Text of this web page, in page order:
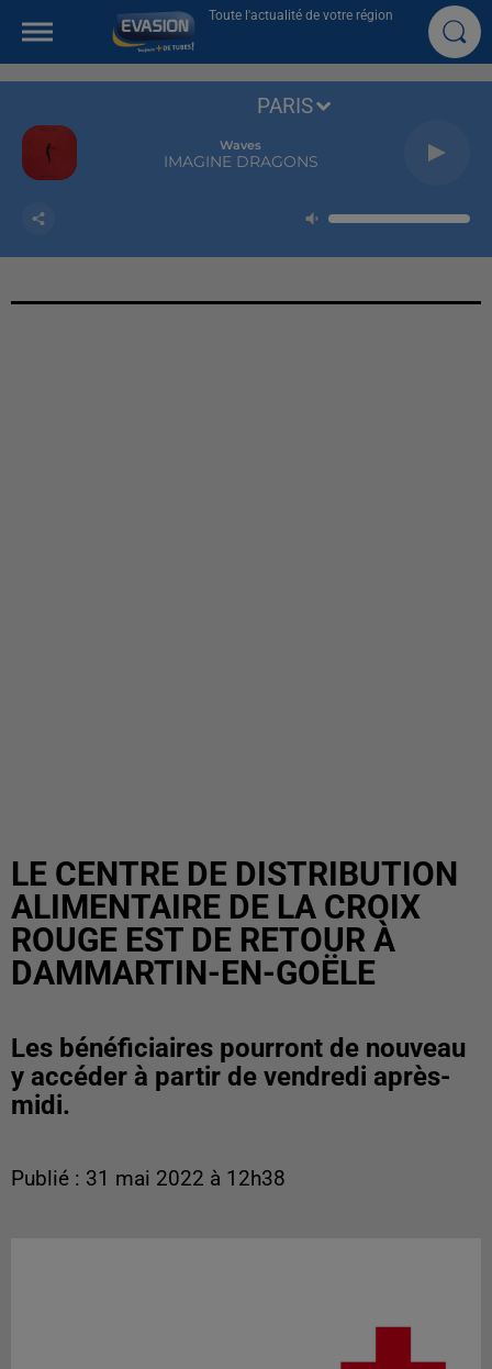
Toute l'actualité de votre région
Waves
IMAGINE DRAGONS
PARIS
LE CENTRE DE DISTRIBUTION
ALIMENTAIRE DE LA CROIX
ROUGE EST DE RETOUR À
DAMMARTIN-EN-GOËLE
Les bénéficiaires pourront de nouveau
y accéder à partir de vendredi après-
midi.
Publié : 31 mai 2022 à 12h38